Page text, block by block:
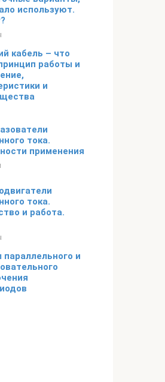
используют.
кабель – что
работы и
и
тока.
применения
тока.
и работа.
и